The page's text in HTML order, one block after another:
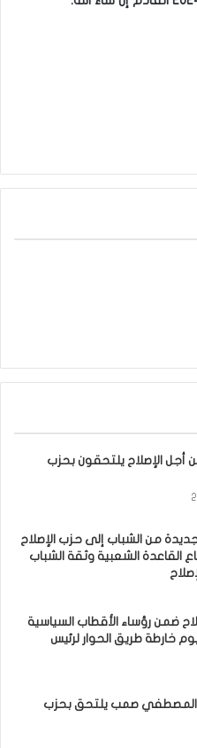
أجل الإصلاح يلتحقون بحزب
من الشباب إلى حزب الإصلاح
القاعدة الشعبية وثقة الشباب
ضمن رؤساء الأقطاب السياسية
خارطة طريق الحوار لرئيس
المصطفي صمب يلتحق بحزب